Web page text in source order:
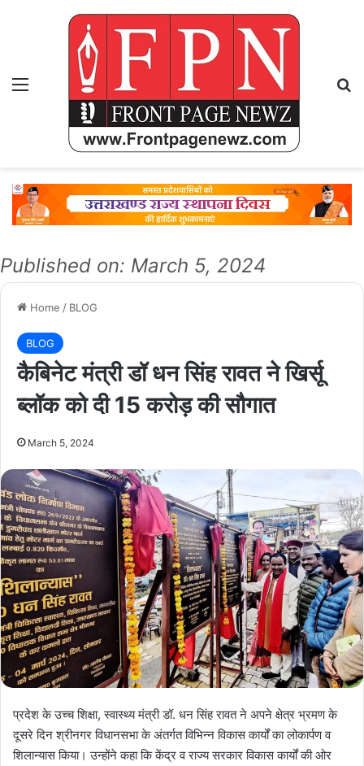
Menu
Published on: March 5, 2024
Home / BLOG
BLOG
कैबिनेट मंत्री डॉ धन सिंह रावत ने खिर्सू
ब्लॉक को दी 15 करोड़ की सौगात
March 5, 2024
प्रदेश के उच्च शिक्षा, स्वास्थ्य मंत्री डॉ. धन सिंह रावत ने अपने क्षेत्र भ्रमण के
दूसरे दिन श्रीनगर विधानसभा के अंतर्गत विभिन्न विकास कार्यों का लोकार्पण व
शिलान्यास किया। उन्होंने कहा कि केंद्र व राज्य सरकार विकास कार्यों की ओर